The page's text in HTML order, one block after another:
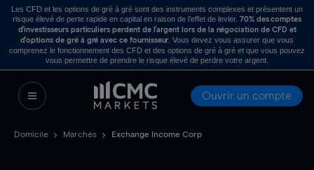
Les CFD et les options de gré à gré sont des instruments complexes et présentent un
risque élevé de perte rapide en capital en raison de l’effet de levier. 70% des comptes
d’investisseurs particuliers perdent de l’argent lors de la négociation de CFD et
d’options de gré à gré avec ce fournisseur . Vous devez vous assurer que vous
comprenez le fonctionnement des CFD et des options de gré à gré et que vous pouvez
vous permettre de prendre le risque élevé de perdre votre argent.
Ouvrir un compte
Domicile Marchés Exchange Income Corp